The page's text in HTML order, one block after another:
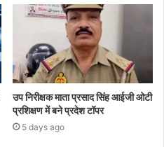
उप निरीक्षक माता प्रसाद सिंह आईजी ओटी
प्रशिक्षण में बने प्रदेश टॉपर
5 days ago